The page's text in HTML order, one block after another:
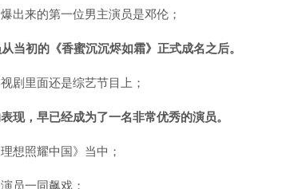
出来的第一位男主演员是邓伦；
当初的《香蜜沉沉烬如霜》正式成名之后。
剧里面还是综艺节目上；
现，早已经成为了一名非常优秀的演员。
想照耀中国》当中；
员一同飙戏；